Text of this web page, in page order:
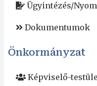
Ügyintézés/
Dokumentumok
Önkormányzat
Képviselő-